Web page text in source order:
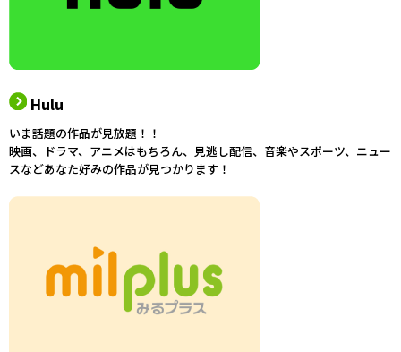
Hulu
いま話題の作品が見放題！！
映画、ドラマ、アニメはもちろん、見逃し配信、音楽やスポーツ、ニュー
スなどあなた好みの作品が見つかります！